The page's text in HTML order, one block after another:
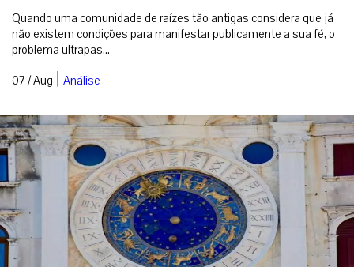
Quando uma comunidade de raízes tão antigas considera que já
não existem condições para manifestar publicamente a sua fé, o
problema ultrapas...
07 / Aug | Análise